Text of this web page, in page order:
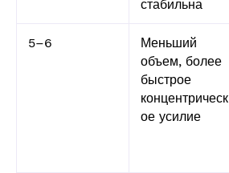
стабильна
5–6
Меньший
объем, более
быстрое
концентрическ
ое усилие